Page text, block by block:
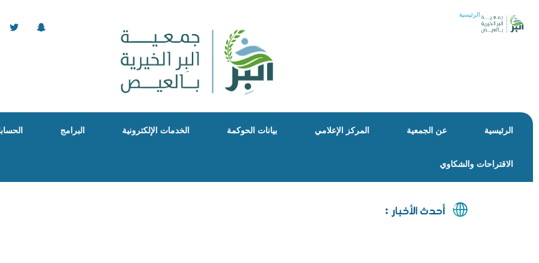
الرئيسية
الرئيسية عن الجمعية المركز الإعلامي بيانات الحوكمة الخدمات الإلكترونية البرامج
الاقتراحات والشكاوي